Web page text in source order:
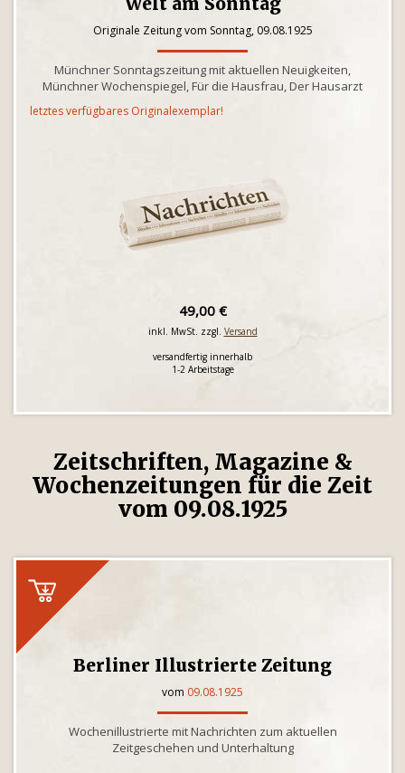
Originale Zeitung vom Sonntag, 09.08.1925
Münchner Sonntagszeitung mit aktuellen Neuigkeiten,
Münchner Wochenspiegel, Für die Hausfrau, Der Hausarzt
letztes verfügbares Originalexemplar!
49,00 €
inkl. MwSt. zzgl. Versand
versandfertig innerhalb
1-2 Arbeitstage
Zeitschriften, Magazine &
Wochenzeitungen für die Zeit
vom 09.08.1925
Berliner Illustrierte Zeitung
vom 09.08.1925
Wochenillustrierte mit Nachrichten zum aktuellen
Zeitgeschehen und Unterhaltung